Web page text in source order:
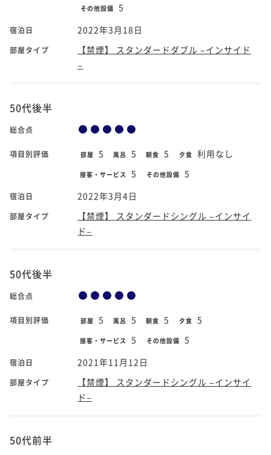
その他設備 5
宿泊日 2022年3月18日
部屋タイプ
【禁煙】 スタンダードダブル −インサイド
−
50代後半
総合点
項目別評価 部屋 5 風呂 5 朝食 5 夕食 利用なし
接客・サービス 5 その他設備 5
宿泊日 2022年3月4日
部屋タイプ
【禁煙】 スタンダードシングル −インサイ
ド−
50代後半
総合点
項目別評価 部屋 5 風呂 5 朝食 5 夕食 5
接客・サービス 5 その他設備 5
宿泊日 2021年11月12日
部屋タイプ
【禁煙】 スタンダードシングル −インサイ
ド−
50代前半